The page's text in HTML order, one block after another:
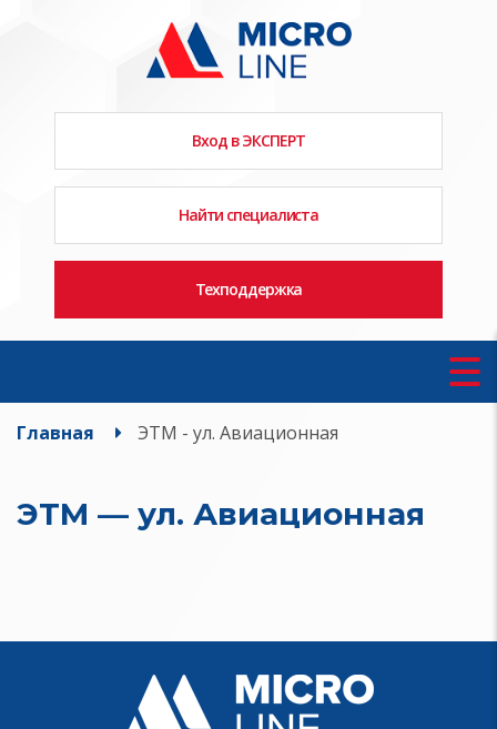
Вход в ЭКСПЕРТ
Найти специалиста
Техподдержка
Главная ЭТМ - ул. Авиационная
ЭТМ — ул. Авиационная